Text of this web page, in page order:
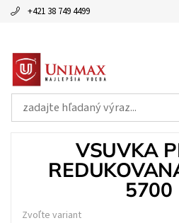
+421 38 749 4499
VSUVKA
5700
Zvoľte variant